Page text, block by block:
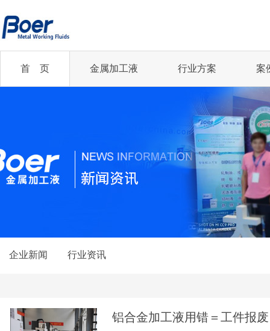
首 页 金属加工液 行业方案 案
全合成切削液
微乳化切削液
冲压油
更多...
凸轮轴丨机械加工行业
齿轮制造丨机械加工...
精冲丨汽车及零部件...
冲压油
微乳化切削液
轧制油
更多...
2021年中国铜加...
企业新闻 行业资讯
铝合金加工液用错＝工件报